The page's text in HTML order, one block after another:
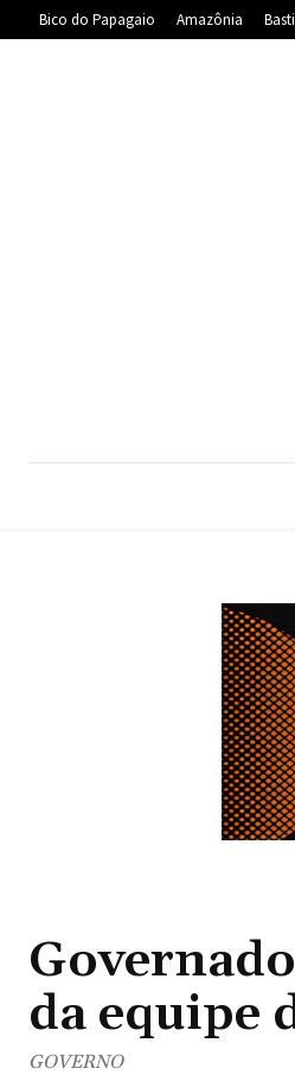
Bico do Papagaio Amazônia
da equipe
GOVERNO